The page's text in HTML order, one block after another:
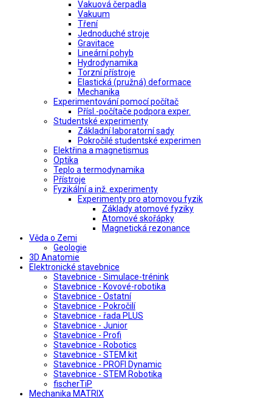
Vakuová čerpadla
Vakuum
Tření
Jednoduché stroje
Gravitace
Lineární pohyb
Hydrodynamika
Torzní přístroje
Elastická (pružná) deformace
Mechanika
Experimentování pomocí počítač
Přísl.-počítače podpora exper.
Studentské experimenty
Základní laboratorní sady
Pokročilé studentské experimen
Elektřina a magnetismus
Optika
Teplo a termodynamika
Přístroje
Fyzikální a inž. experimenty
Experimenty pro atomovou fyzik
Základy atomové fyziky
Atomové skořápky
Magnetická rezonance
Věda o Zemi
Geologie
3D Anatomie
Elektronické stavebnice
Stavebnice - Simulace-trénink
Stavebnice - Kovové-robotika
Stavebnice - Ostatní
Stavebnice - Pokročilí
Stavebnice - řada PLUS
Stavebnice - Junior
Stavebnice - Profi
Stavebnice - Robotics
Stavebnice - STEM kit
Stavebnice - PROFI Dynamic
Stavebnice - STEM Robotika
fischerTiP
Mechanika MATRIX